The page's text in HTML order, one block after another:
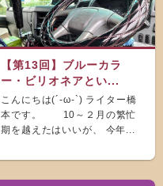
【第13回】ブルーカラ
ー・ビリオネアとい...
こんにちは(´-ω-`) ライター橋
本です。 10～２月の繁忙
期を越えたはいいが、 今年...